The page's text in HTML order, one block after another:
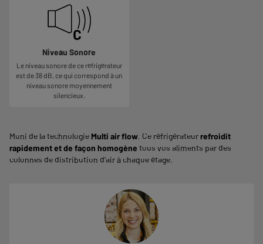
Niveau Sonore
Le niveau sonore de ce réfrigérateur
est de 38 dB, ce qui correspond à un
niveau sonore moyennement
silencieux.
Muni de la technologie Multi air flow, Ce réfrigérateurrefroidit
rapidement et de façon homogène tous vos aliments par des
colonnes de distribution d'air à chaque étage.